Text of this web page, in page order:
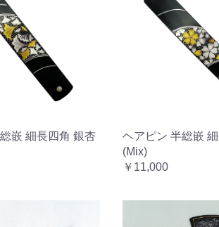
嵌 細長四角 銀杏
ヘアピン 半総嵌
(Mix)
￥11,000